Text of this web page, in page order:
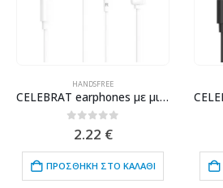
HANDSFREE
CELEBRAT earphones με μικρόφωνο G13, 3.5mm σύνδεση, Φ10mm, 1.2m, λευκό
out of 5
2.22 €
ΠΡΟΣΘΉΚΗ ΣΤΟ ΚΑΛΆΘΙ